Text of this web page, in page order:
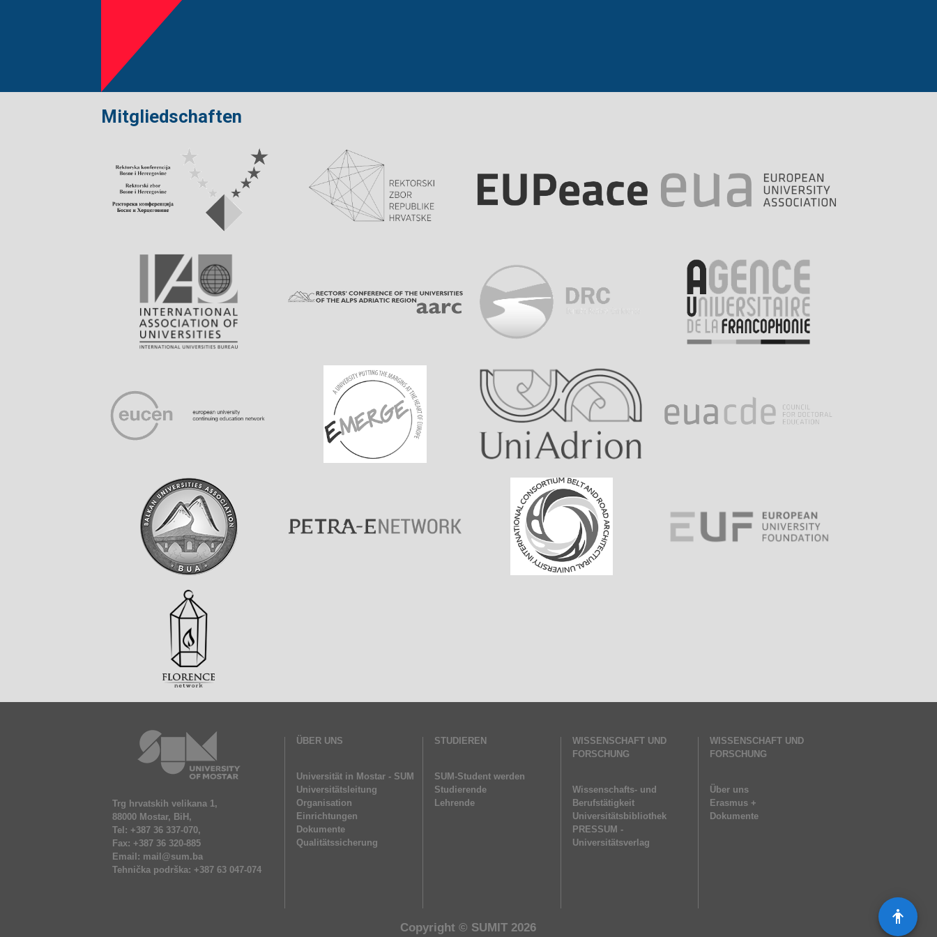
Mitgliedschaften
Trg hrvatskih velikana 1,
88000 Mostar, BiH,
Tel: +387 36 337-070,
Fax: +387 36 320-885
Email: mail@sum.ba
Tehnička podrška: +387 63 047-074
ÜBER UNS
Universität in Mostar - SUM
Universitätsleitung
Organisation
Einrichtungen
Dokumente
Qualitätssicherung
STUDIEREN
SUM-Student werden
Studierende
Lehrende
WISSENSCHAFT UND
FORSCHUNG
Wissenschafts- und
Berufstätigkeit
Universitätsbibliothek
PRESSUM -
Universitätsverlag
WISSENSCHAFT UND
FORSCHUNG
Über uns
Erasmus +
Dokumente
Copyright © SUMIT 2026